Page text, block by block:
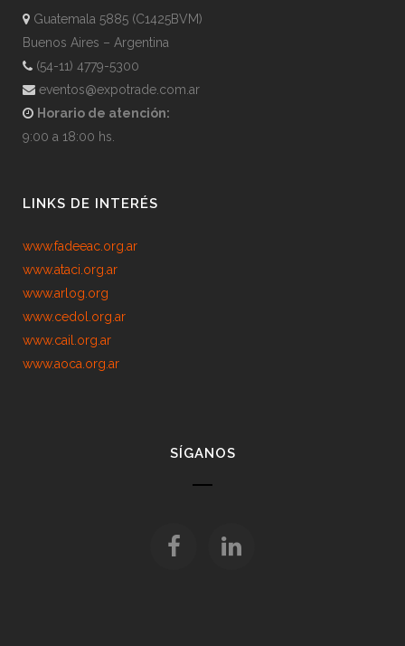
Guatemala 5885 (C1425BVM)
Buenos Aires – Argentina
(54-11) 4779-5300
eventos@expotrade.com.ar
Horario de atención:
9:00 a 18:00 hs.
LINKS DE INTERÉS
www.fadeeac.org.ar
www.ataci.org.ar
www.arlog.org
www.cedol.org.ar
www.cail.org.ar
www.aoca.org.ar
SÍGANOS